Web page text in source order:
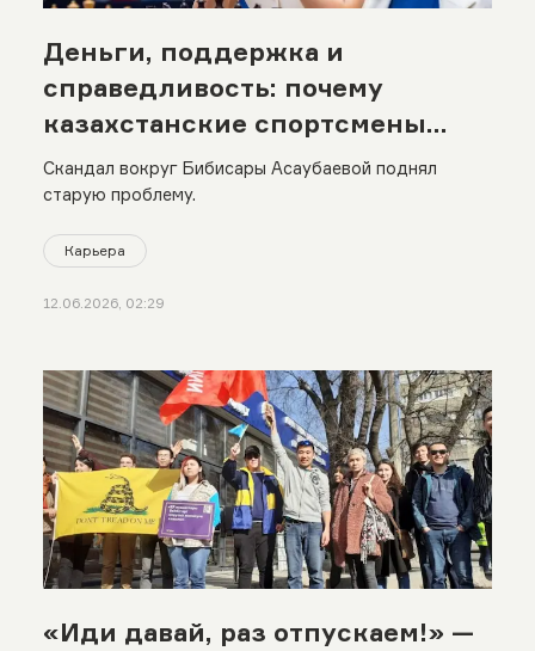
Деньги, поддержка и
справедливость: почему
казахстанские спортсмены
конфликтуют с федерациями
Скандал вокруг Бибисары Асаубаевой поднял
старую проблему.
Карьера
12.06.2026, 02:29
«Иди давай, раз отпускаем!» —